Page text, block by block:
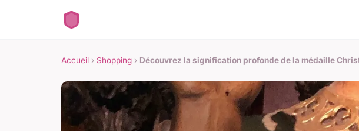
Accueil › Shopping › Découvrez la signification profonde de la médaille